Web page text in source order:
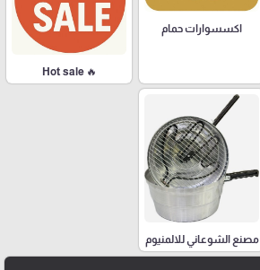
اكسسوارات حمام
🔥 Hot sale
مصنع الشوعاني للالمنيوم